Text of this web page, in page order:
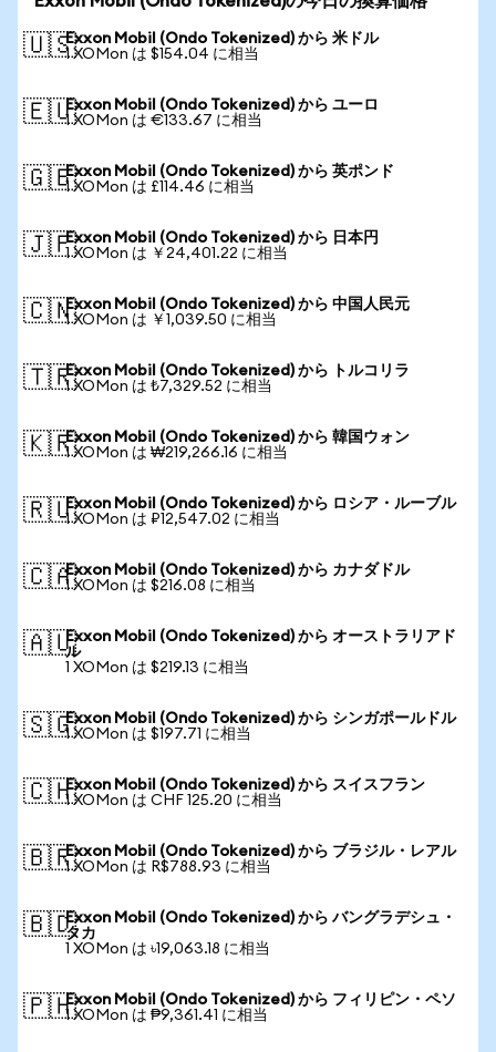
🇺🇸Exxon Mobil (Ondo Tokenized) から 米ドル
1 XOMon は $154.04 に相当
🇪🇺Exxon Mobil (Ondo Tokenized) から ユーロ
1 XOMon は €133.67 に相当
🇬🇧Exxon Mobil (Ondo Tokenized) から 英ポンド
1 XOMon は £114.46 に相当
🇯🇵Exxon Mobil (Ondo Tokenized) から 日本円
1 XOMon は ￥24,401.22 に相当
🇨🇳Exxon Mobil (Ondo Tokenized) から 中国人民元
1 XOMon は ￥1,039.50 に相当
🇹🇷Exxon Mobil (Ondo Tokenized) から トルコリラ
1 XOMon は ₺7,329.52 に相当
🇰🇷Exxon Mobil (Ondo Tokenized) から 韓国ウォン
1 XOMon は ₩219,266.16 に相当
🇷🇺Exxon Mobil (Ondo Tokenized) から ロシア・ルーブル
1 XOMon は ₽12,547.02 に相当
🇨🇦Exxon Mobil (Ondo Tokenized) から カナダドル
1 XOMon は $216.08 に相当
🇦🇺Exxon Mobil (Ondo Tokenized) から オーストラリアド
ル
1 XOMon は $219.13 に相当
🇸🇬Exxon Mobil (Ondo Tokenized) から シンガポールドル
1 XOMon は $197.71 に相当
🇨🇭Exxon Mobil (Ondo Tokenized) から スイスフラン
1 XOMon は CHF 125.20 に相当
🇧🇷Exxon Mobil (Ondo Tokenized) から ブラジル・レアル
1 XOMon は R$788.93 に相当
🇧🇩Exxon Mobil (Ondo Tokenized) から バングラデシュ・
タカ
1 XOMon は ৳19,063.18 に相当
🇵🇭Exxon Mobil (Ondo Tokenized) から フィリピン・ペソ
1 XOMon は ₱9,361.41 に相当